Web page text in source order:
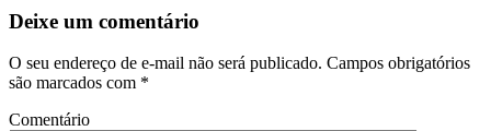
Deixe um comentário
O seu endereço de e-mail não será publicado. Campos obrigatórios
são marcados com *
Comentário